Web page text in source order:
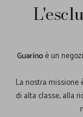
Guarinoè un
La nostra missione
di alta classe, alla